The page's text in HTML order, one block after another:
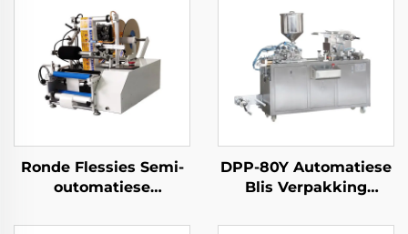
Ronde Flessies Semi-
outomatiese
DPP-80Y Automatiese
Blis Verpakking